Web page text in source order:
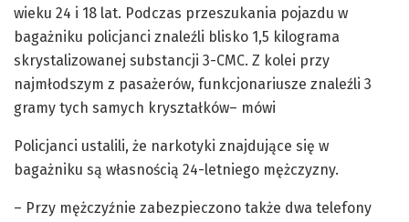
wieku 24 i 18 lat. Podczas przeszukania pojazdu w
bagażniku policjanci znaleźli blisko 1,5 kilograma
skrystalizowanej substancji 3-CMC. Z kolei przy
najmłodszym z pasażerów, funkcjonariusze znaleźli 3
gramy tych samych kryształków– mówi
Policjanci ustalili, że narkotyki znajdujące się w
bagażniku są własnością 24-letniego mężczyzny.
– Przy mężczyźnie zabezpieczono także dwa telefony